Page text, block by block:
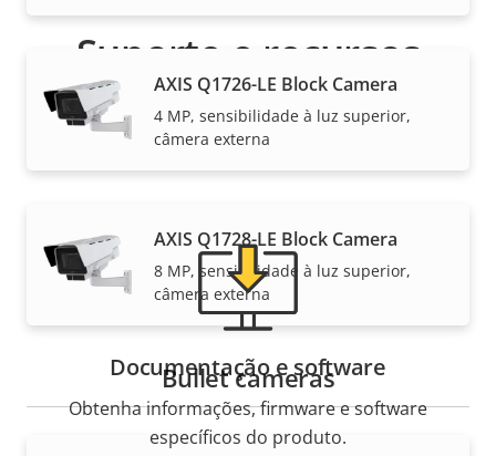
AXIS Q1726-LE Block Camera
4 MP, sensibilidade à luz superior,
câmera externa
AXIS Q1728-LE Block Camera
8 MP, sensibilidade à luz superior,
câmera externa
Bullet cameras
Suporte e recursos
Precisa de informações sobre produtos ou software
da Axis ou da ajuda de um de nossos especialistas?
Documentação e software
Obtenha informações, firmware e software
específicos do produto.